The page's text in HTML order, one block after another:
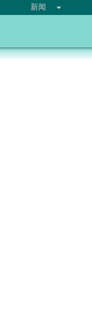
新闻